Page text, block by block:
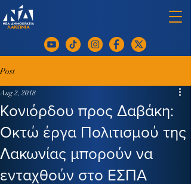
Post
Κονιόρδου προς Δαβάκη:
Οκτώ έργα Πολιτισμού της
Λακωνίας μπορούν να
ενταχθούν στο ΕΣΠΑ
Aug 2, 2018